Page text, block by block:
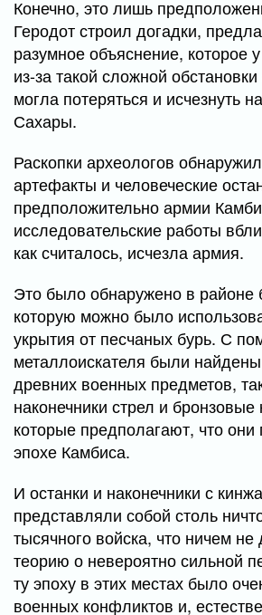
Конечно, это лишь
Геродот строил догадки,
разумное объяснение, которое
из-за такой сложной
могла потеряться и исчезнуть
Сахары.
Раскопки археологов
артефакты и человеческие
предположительно армии
исследовательские работы
как считалось, исчезла армия.
Это было обнаружено в районе
которую можно было
укрытия от песчаных бурь. С
металлоискателя были
древних военных предметов,
наконечники стрел и
которые предполагают, что
эпохе Камбиса.
И останки и наконечники с
представляли собой столь
тысячного войска, что ничем
теорию о невероятно сильной
ту эпоху в этих местах было
военных конфликтов и,